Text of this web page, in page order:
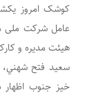
عامل شرکت ملی
هیئت مدیره و
سعيد فتح
خيز جنوب